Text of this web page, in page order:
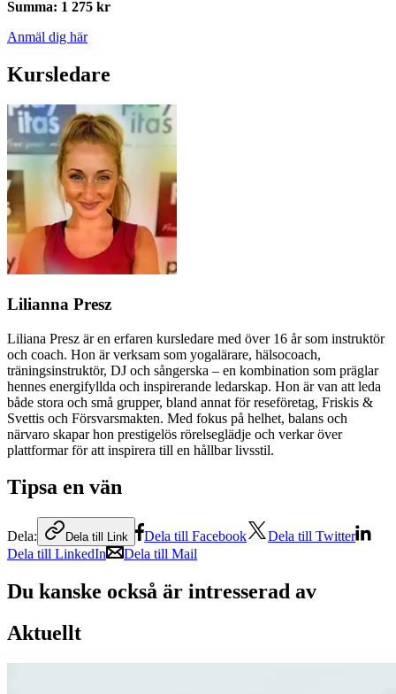
Summa: 1 275 kr
Anmäl dig här
Kursledare
Lilianna Presz
Liliana Presz är en erfaren kursledare med över 16 år som instruktör
och coach. Hon är verksam som yogalärare, hälsocoach,
träningsinstruktör, DJ och sångerska – en kombination som präglar
hennes energifyllda och inspirerande ledarskap. Hon är van att leda
både stora och små grupper, bland annat för reseföretag, Friskis &
Svettis och Försvarsmakten. Med fokus på helhet, balans och
närvaro skapar hon prestigelös rörelseglädje och verkar över
plattformar för att inspirera till en hållbar livsstil.
Tipsa en vän
Dela: Dela till Link Dela till Facebook
Dela till Twitter
Dela till LinkedIn
Dela till Mail
Du kanske också är intresserad av
Aktuellt